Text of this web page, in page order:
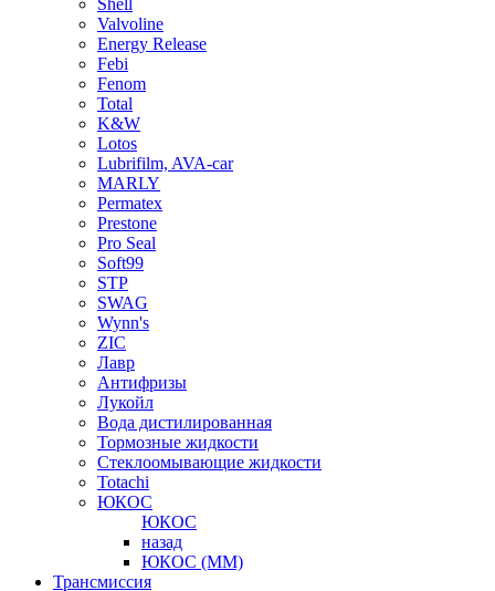
Shell
Valvoline
Energy Release
Febi
Fenom
Total
K&W
Lotos
Lubrifilm, AVA-car
MARLY
Permatex
Prestone
Pro Seal
Soft99
STP
SWAG
Wynn's
ZIC
Лавр
Антифризы
Лукойл
Вода дистилированная
Тормозные жидкости
Стеклоомывающие жидкости
Totachi
ЮКОС
ЮКОС
назад
ЮКОС (ММ)
Трансмиссия